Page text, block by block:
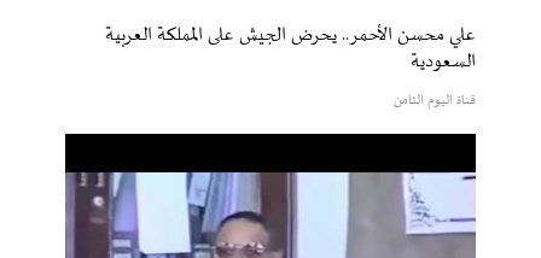
علي محسن الأحمر.. يحرض الجيش على المملكة العربية
السعودية
قناة اليوم الثامن